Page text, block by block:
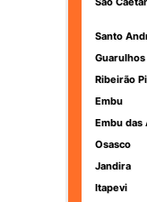
Santo
Guarulhos
Ribeirão
Embu
Embu das
Osasco
Jandira
Itapevi